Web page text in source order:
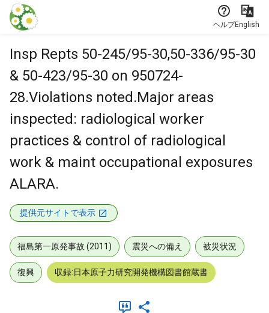
本文に飛ぶ
ヘルプEnglish
Insp Repts 50-245/95-30,50-336/95-30
& 50-423/95-30 on 950724-
28.Violations noted.Major areas
inspected: radiological worker
practices & control of radiological
work & maint occupational exposures
ALARA.
提供元サイトで表示
福島第一原発事故 (2011) 震災への備え 被災状況
復興 収録:日本原子力研究開発機構図書館蔵書